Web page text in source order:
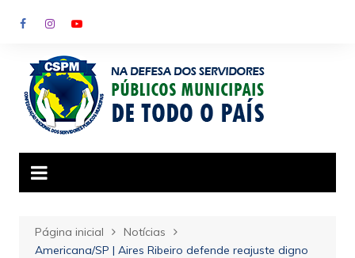
para
conteúdo
Página inicial
Notícias
Americana/SP | Aires Ribeiro defende reajuste digno